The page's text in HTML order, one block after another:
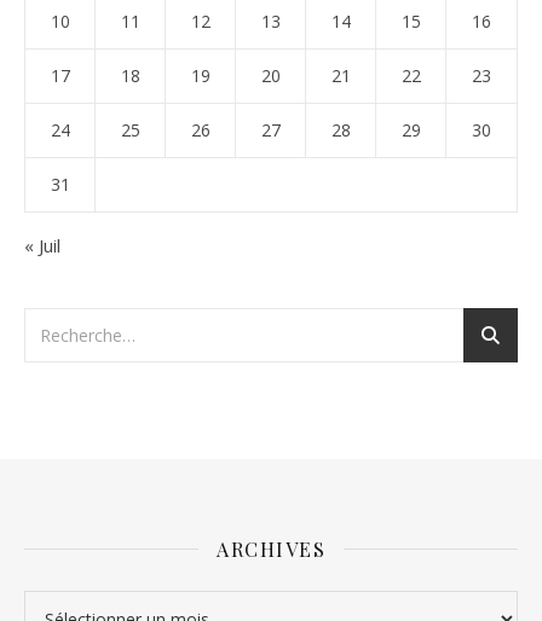
10 11 12 13 14 15 16
17 18 19 20 21 22 23
24 25 26 27 28 29 30
31
« Juil
ARCHIVES